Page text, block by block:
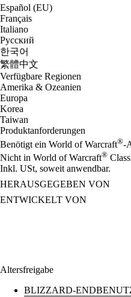
Español (EU)
Français
Italiano
Русский
한국어
繁體中文
Verfügbare Regionen
Amerika & Ozeanien
Europa
Korea
Taiwan
Produktanforderungen
Benötigt ein World of Warcraft®-
Nicht in World of Warcraft®
Inkl. USt, soweit anwendbar.
HERAUSGEGEBEN VON
ENTWICKELT VON
Altersfreigabe
BLIZZARD-